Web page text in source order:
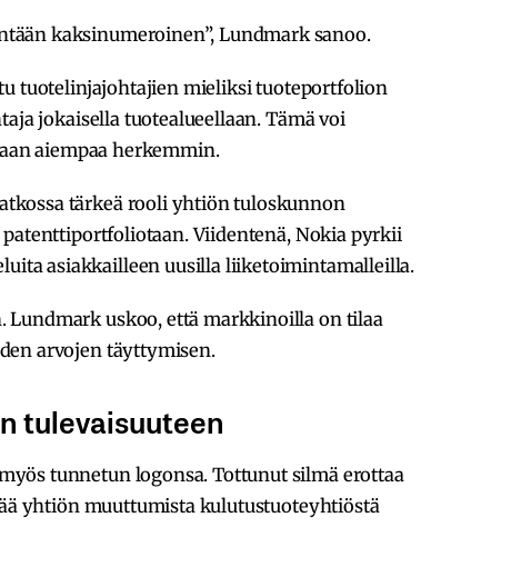
kaksinumeroinen”, Lundmark sanoo.
tuotelinjajohtajien mieliksi tuoteportfolion
jokaisella tuotealueellaan. Tämä voi
aiempaa herkemmin.
tärkeä rooli yhtiön tuloskunnon
Viidentenä, Nokia pyrkii
asiakkailleen uusilla liiketoimintamalleilla.
Lundmark uskoo, että markkinoilla on tilaa
arvojen täyttymisen.
tulevaisuuteen
tunnetun logonsa. Tottunut silmä erottaa
yhtiön muuttumista kulutustuoteyhtiöstä